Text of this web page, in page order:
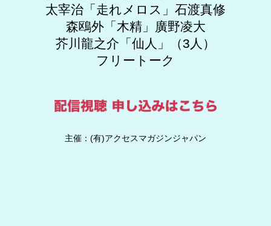
太宰治「走れメロス」石渡真修
森鴎外「木精」廣野凌大
芥川龍之介「仙人」（3人）
フリートーク
主催：(有)アクセスマガジンジャパン